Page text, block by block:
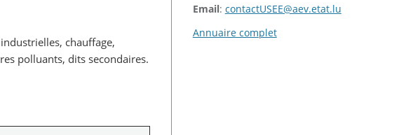
chauffage,
polluants, dits secondaires.
Email: contactUSEE@aev.etat.lu
Annuaire complet